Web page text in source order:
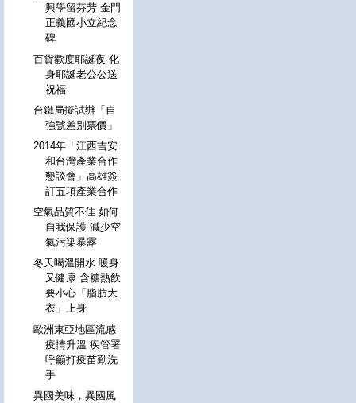
興學留芬芳 金門
正義國小立紀念
碑
百貨歡度耶誕夜 化
身耶誕老公公送
祝福
台鐵局擬試辦「自
強號差別票價」
2014年「江西吉安
和台灣產業合作
懇談會」高雄簽
訂五項產業合作
空氣品質不佳 如何
自我保護 減少空
氣污染暴露
冬天喝溫開水 暖身
又健康 含糖熱飲
要小心「脂肪大
衣」上身
歐洲東亞地區流感
疫情升溫 疾管署
呼籲打疫苗勤洗
手
異國美味，異國風